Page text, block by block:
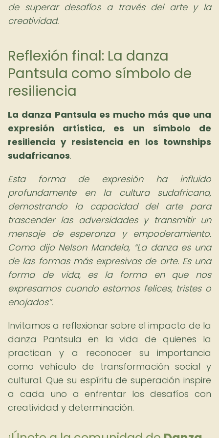
de superar desafíos a través del arte y la
creatividad.
Reflexión final: La danza
Pantsula como símbolo de
resiliencia
La danza Pantsula es mucho más que una
expresión artística, es un símbolo de
resiliencia y resistencia en los townships
sudafricanos.
Esta forma de expresión ha influido
profundamente en la cultura sudafricana,
demostrando la capacidad del arte para
trascender las adversidades y transmitir un
mensaje de esperanza y empoderamiento.
Como dijo Nelson Mandela, La danza es una
de las formas más expresivas de arte. Es una
forma de vida, es la forma en que nos
expresamos cuando estamos felices, tristes o
enojados .
Invitamos a reflexionar sobre el impacto de la
danza Pantsula en la vida de quienes la
practican y a reconocer su importancia
como vehículo de transformación social y
cultural. Que su espíritu de superación inspire
a cada uno a enfrentar los desafíos con
creatividad y determinación.